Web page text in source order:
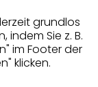
grundlos
indem Sie z. B.
im Footer der
klicken.